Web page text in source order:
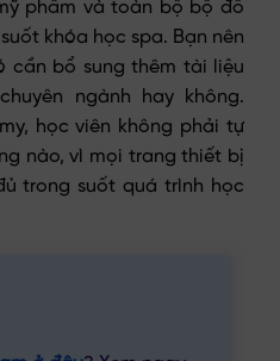
phẩm và toàn bộ bộ đồ
khóa học spa. Bạn nên
bổ sung thêm tài liệu
ngành hay không.
học viên không phải tự
nào, vì mọi trang thiết bị
trong suốt quá trình học